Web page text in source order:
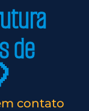
de
contato